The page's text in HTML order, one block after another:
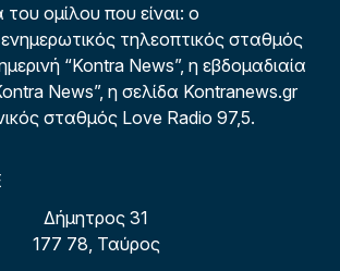
ομίλου που είναι: ο
ενημερωτικός τηλεοπτικός σταθμός
“Kontra News”, η εβδομαδιαία
News”, η σελίδα Kontranews.gr
σταθμός Love Radio 97,5.
Δήμητρος 31
177 78, Ταύρος